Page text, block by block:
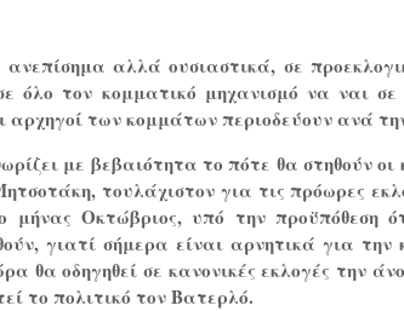
αλλά ουσιαστικά, σε
όλο τον κομματικό μηχανισμό να ναι
αρχηγοί των κομμάτων περιοδεύουν ανά
με βεβαιότητα το πότε θα στηθούν
τουλάχιστον για τις πρόωρες
μήνας Οκτώβριος, υπό την προϋπόθεση
γιατί σήμερα είναι αρνητικά για την
θα οδηγηθεί σε κανονικές εκλογές την
το πολιτικό τον Βατερλό.